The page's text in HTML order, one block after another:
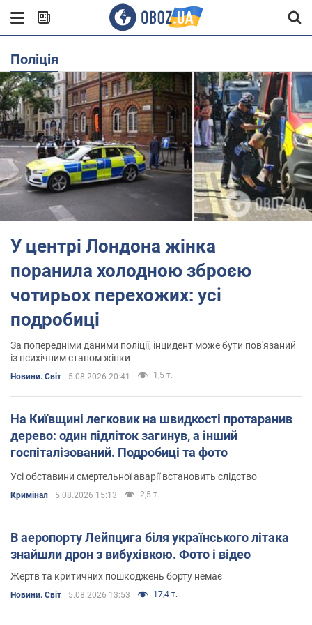
поліція
У центрі Лондона жінка
поранила холодною зброєю
чотирьох перехожих: усі
подробиці
За попередніми даними поліції, інцидент може бути пов'язаний
із психічним станом жінки
Новини. Світ 5.08.2026 20:41 1,5 т.
На Київщині легковик на швидкості протаранив
дерево: один підліток загинув, а інший
госпіталізований. Подробиці та фото
Усі обставини смертельної аварії встановить слідство
Кримінал 5.08.2026 15:13 2,5 т.
В аеропорту Лейпцига біля українського літака
знайшли дрон з вибухівкою. Фото і відео
Жертв та критичних пошкоджень борту немає
Новини. Світ 5.08.2026 13:53 17,4 т.